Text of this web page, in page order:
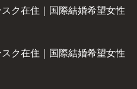
ク在住｜国際結婚希望女性
ク在住｜国際結婚希望女性